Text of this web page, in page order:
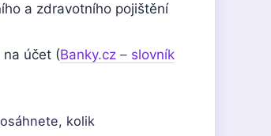
a zdravotního pojištění
účet (Banky.cz – slovník
kolik